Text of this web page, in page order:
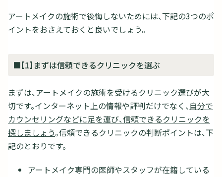
アートメイクの施術で後悔しないためには、下記の3つのポ
イントをおさえておくと良いでしょう。
■【1】まずは信頼できるクリニックを選ぶ
まずは、アートメイクの施術を受けるクリニック選びが大
切です。インターネット上の情報や評判だけでなく、自分で
カウンセリングなどに足を運び、信頼できるクリニックを
探しましょう。信頼できるクリニックの判断ポイントは、下
記のとおりです。
アートメイク専門の医師やスタッフが在籍している